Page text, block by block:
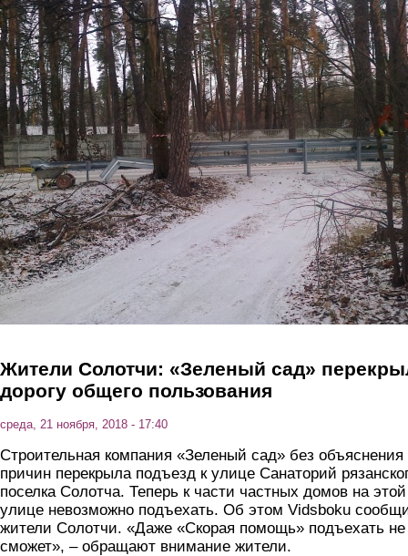
Перейти к основному содержанию
Жители Солотчи: «Зеленый сад»
дорогу общего пользования
среда, 21 ноября, 2018 - 17:40
Строительная компания «Зеленый сад» без объяснения
причин перекрыла подъезд к улице Санаторий
поселка Солотча. Теперь к части частных домов на этой
улице невозможно подъехать. Об этом Vidsboku
жители Солотчи. «Даже «Скорая помощь» подъехать не
сможет», – обращают внимание жители.